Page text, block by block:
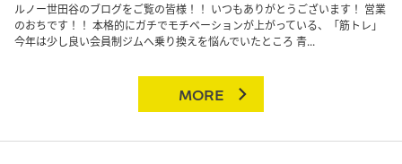
ルノー世田谷のブログをご覧の皆様！！ いつもありがとうございます！ 営業
のおちです！！ 本格的にガチでモチベーションが上がっている、「筋トレ」
今年は少し良い会員制ジムへ乗り換えを悩んでいたところ 青...
MORE